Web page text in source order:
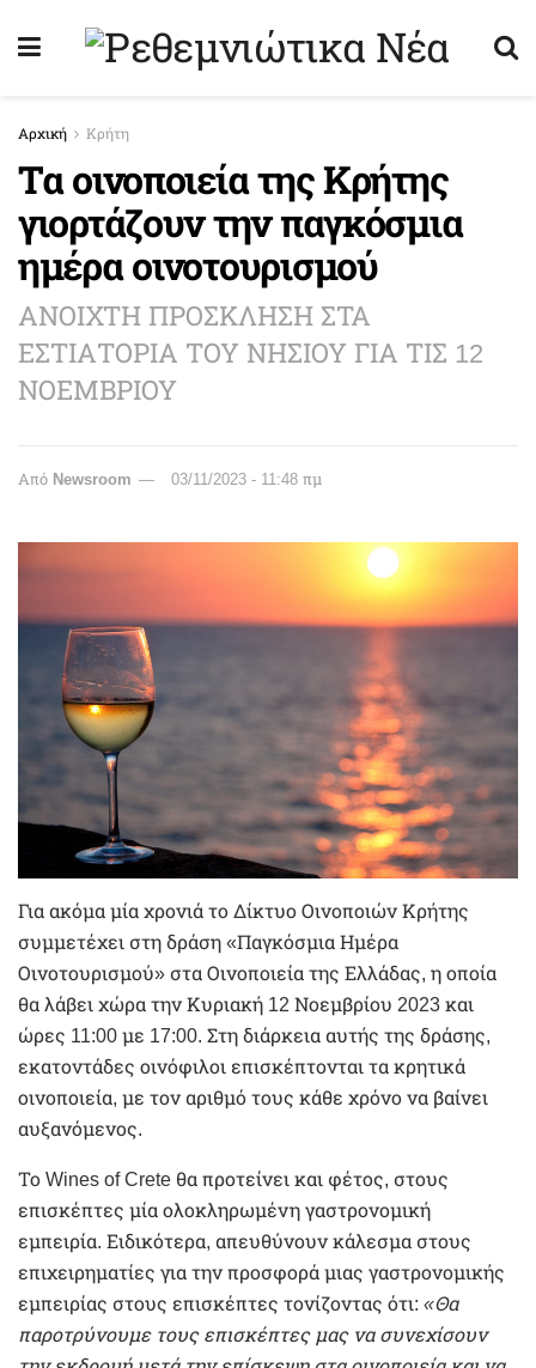
Αρχική Κρήτη
Τα οινοποιεία της Κρήτης
γιορτάζουν την παγκόσμια
ημέρα οινοτουρισμού
ΑΝΟΙΧΤΗ ΠΡΟΣΚΛΗΣΗ ΣΤΑ
ΕΣΤΙΑΤΟΡΙΑ ΤΟΥ ΝΗΣΙΟΥ ΓΙΑ ΤΙΣ 12
ΝΟΕΜΒΡΙΟΥ
Από Newsroom 03/11/2023 - 11:48 πμ
Για ακόμα μία χρονιά το Δίκτυο Οινοποιών Κρήτης
συμμετέχει στη δράση «Παγκόσμια Ημέρα
Οινοτουρισμού» στα Οινοποιεία της Ελλάδας, η οποία
θα λάβει χώρα την Κυριακή 12 Νοεμβρίου 2023 και
ώρες 11:00 με 17:00. Στη διάρκεια αυτής της δράσης,
εκατοντάδες οινόφιλοι επισκέπτονται τα κρητικά
οινοποιεία, με τον αριθμό τους κάθε χρόνο να βαίνει
αυξανόμενος.
Το Wines of Crete θα προτείνει και φέτος, στους
επισκέπτες μία ολοκληρωμένη γαστρονομική
εμπειρία. Ειδικότερα, απευθύνουν κάλεσμα στους
επιχειρηματίες για την προσφορά μιας γαστρονομικής
εμπειρίας στους επισκέπτες τονίζοντας ότι: «Θα
παροτρύνουμε τους επισκέπτες μας να συνεχίσουν